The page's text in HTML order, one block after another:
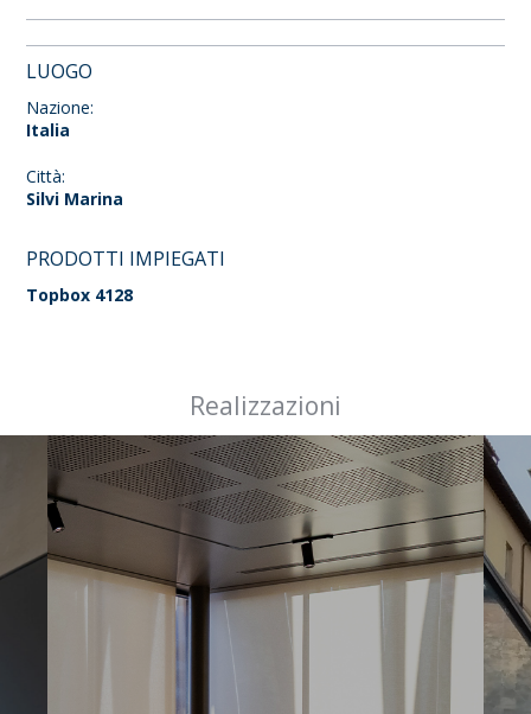
LUOGO
Nazione:
Italia
Città:
Silvi Marina
PRODOTTI IMPIEGATI
Topbox 4128
Realizzazioni